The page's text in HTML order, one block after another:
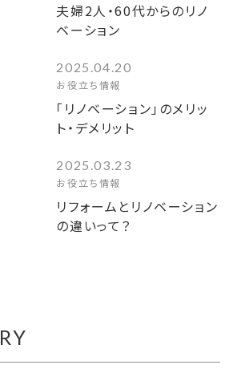
夫婦2人・60代からのリノ
ベーション
2025.04.20
お役立ち情報
「リノベーション」のメリッ
ト・デメリット
2025.03.23
お役立ち情報
リフォームとリノベーション
の違いって？